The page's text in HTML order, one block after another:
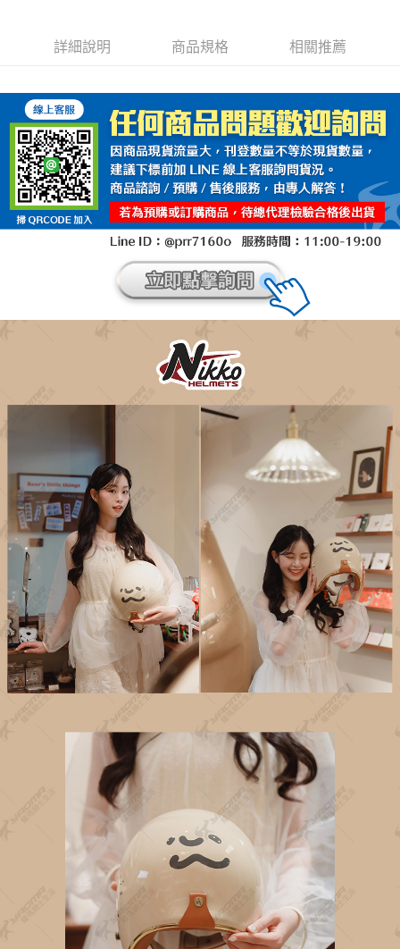
詳細說明 商品規格 相關推薦